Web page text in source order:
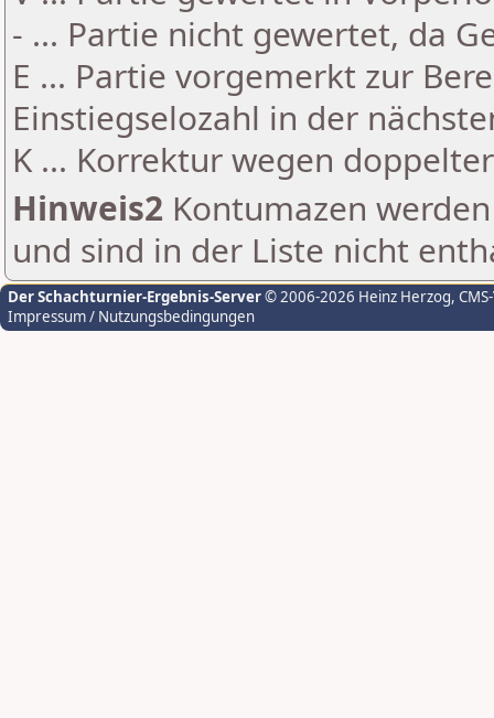
- ... Partie nicht gewertet, da
E ... Partie vorgemerkt zur
Einstiegselozahl in der
K ... Korrektur wegen
Hinweis2 Kontumazen
und sind in der Liste nicht
Der Schachturnier-Ergebnis-Server© 2006-2026 Heinz Herzog,
Impressum / Nutzungsbedingungen